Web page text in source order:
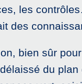
les
des
bien sûr
du